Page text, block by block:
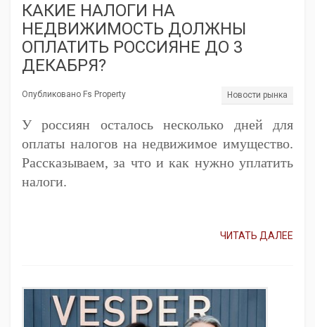
КАКИЕ НАЛОГИ НА
НЕДВИЖИМОСТЬ ДОЛЖНЫ
ОПЛАТИТЬ РОССИЯНЕ ДО 3
ДЕКАБРЯ?
Опубликовано Fs Property Новости рынка
У россиян осталось несколько дней для
оплаты налогов на недвижимое имущество.
Рассказываем, за что и как нужно уплатить
налоги.
ЧИТАТЬ ДАЛЕЕ